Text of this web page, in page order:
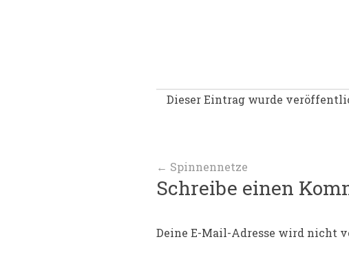
Dieser Eintrag wurde
← Spinnennetze
Schreibe einen
Deine E-Mail-Adresse wird nicht